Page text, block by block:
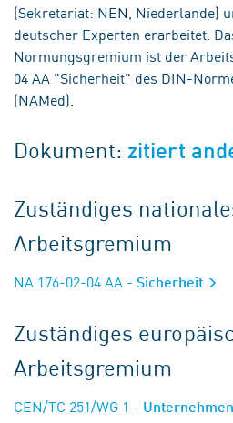
(Sekretariat: NEN, Niederlande)
deutscher Experten erarbeitet.
Normungsgremium ist der
04 AA "Sicherheit" des DIN-
(NAMed).
Dokument: zitiert
Zuständiges
Arbeitsgremium
NA 176-02-04 AA - Sicherheit
Zuständiges
Arbeitsgremium
CEN/TC 251/WG 1 -